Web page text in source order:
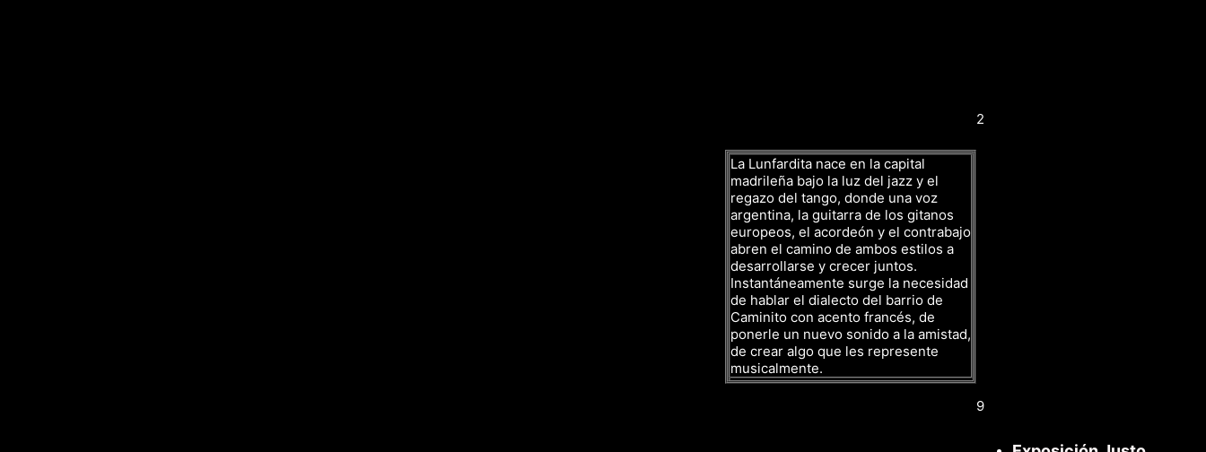
La Lunfardita nace en la capital
madrileña bajo la luz del jazz y el
regazo del tango, donde una voz
argentina, la guitarra de los gitanos
europeos, el acordeón y el contrabajo
abren el camino de ambos estilos a
desarrollarse y crecer juntos.
Instantáneamente surge la necesidad
de hablar el dialecto del barrio de
Caminito con acento francés, de
ponerle un nuevo sonido a la amistad,
de crear algo que les represente
musicalmente.
2
9